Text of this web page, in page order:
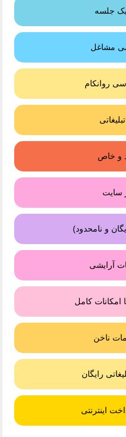
یک جلسه
مشاغل
روانکام
و خاص
سایت
و نامحدود)
آرایشی
امکانات کامل
ناخن
رایگان
اینترنتی